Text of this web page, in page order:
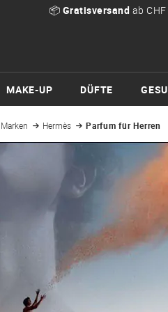
📦 Gratisversand ab
MAKE-UP DÜFTE
Marken Hermès Parfum für Herren